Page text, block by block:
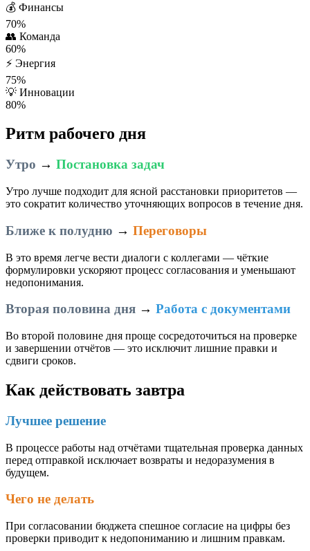
💰 Финансы
70%
👥 Команда
60%
⚡ Энергия
75%
💡 Инновации
80%
Ритм рабочего дня
Утро → Постановка задач
Утро лучше подходит для ясной расстановки приоритетов —
это сократит количество уточняющих вопросов в течение дня.
Ближе к полудню → Переговоры
В это время легче вести диалоги с коллегами — чёткие
формулировки ускоряют процесс согласования и уменьшают
недопонимания.
Вторая половина дня → Работа с документами
Во второй половине дня проще сосредоточиться на проверке
и завершении отчётов — это исключит лишние правки и
сдвиги сроков.
Как действовать завтра
Лучшее решение
В процессе работы над отчётами тщательная проверка данных
перед отправкой исключает возвраты и недоразумения в
будущем.
Чего не делать
При согласовании бюджета спешное согласие на цифры без
проверки приводит к недопониманию и лишним правкам.